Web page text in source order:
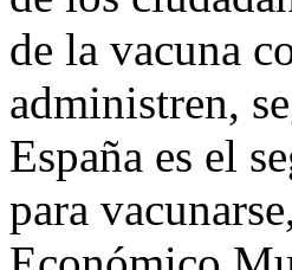
de la vacuna
administren,
España es el
para